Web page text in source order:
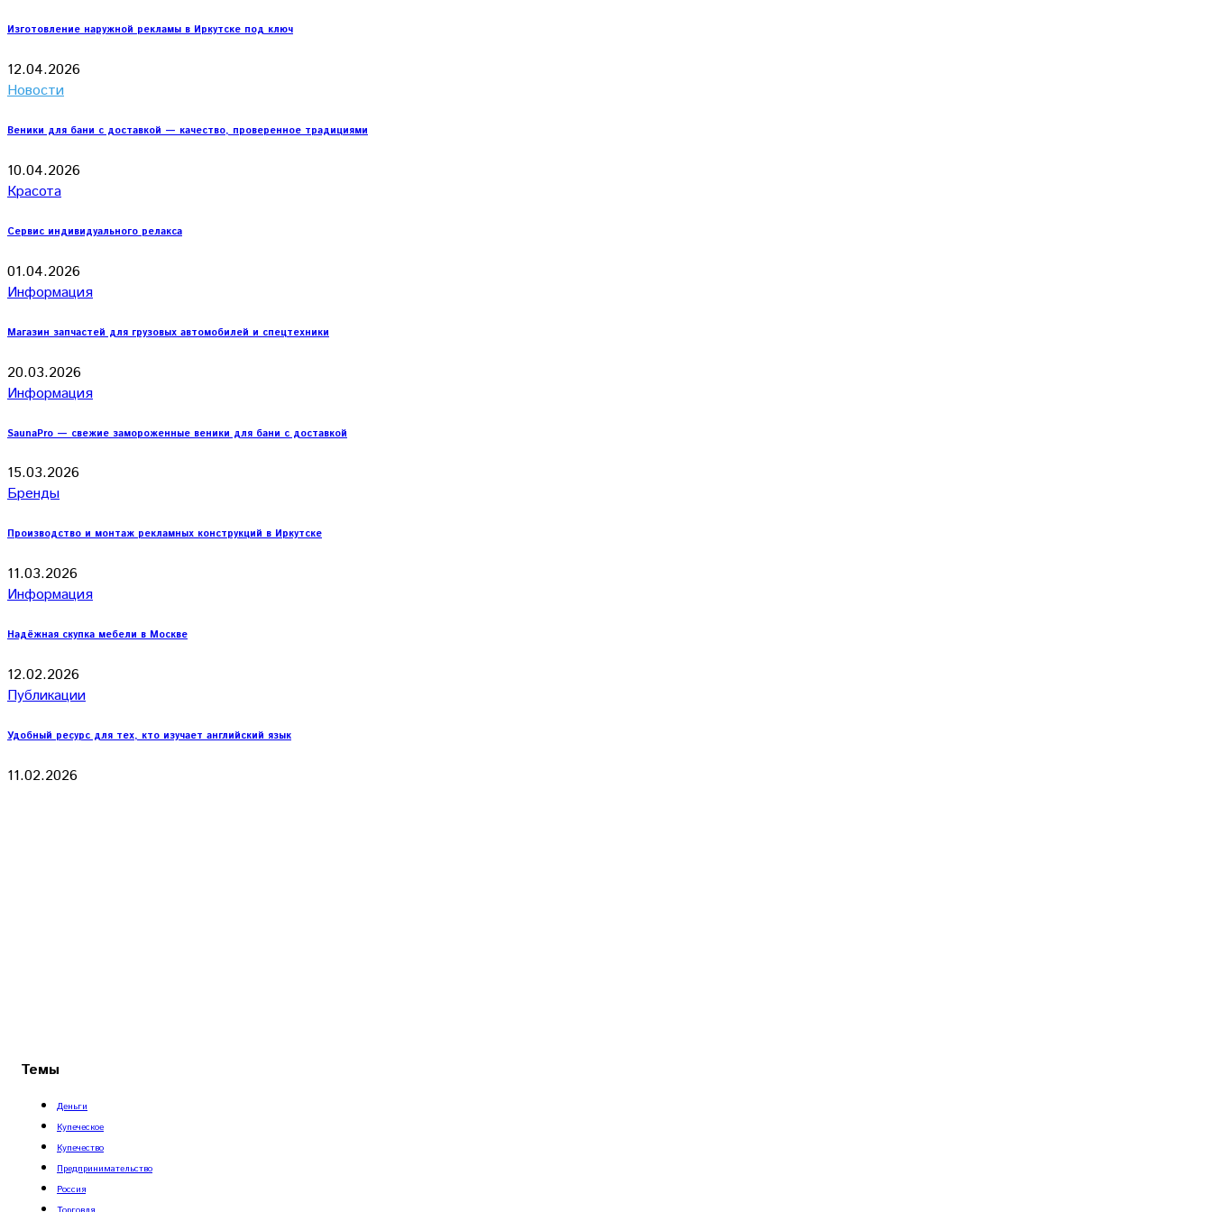
Изготовление наружной рекламы в Иркутске под ключ
12.04.2026
Новости
Веники для бани с доставкой — качество, проверенное традициями
10.04.2026
Красота
Сервис индивидуального релакса
01.04.2026
Информация
Магазин запчастей для грузовых автомобилей и спецтехники
20.03.2026
Информация
SaunaPro — свежие замороженные веники для бани с доставкой
15.03.2026
Бренды
Производство и монтаж рекламных конструкций в Иркутске
11.03.2026
Информация
Надёжная скупка мебели в Москве
12.02.2026
Публикации
Удобный ресурс для тех, кто изучает английский язык
11.02.2026
Темы
Деньги
Купеческое
Купечество
Предпринимательство
Россия